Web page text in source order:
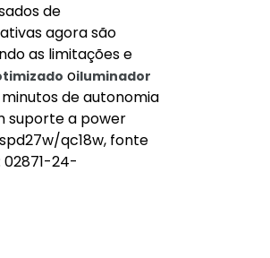
de
agora são
as limitações e
oiluminador
de autonomia
suporte a power
qc18w, fonte
24-